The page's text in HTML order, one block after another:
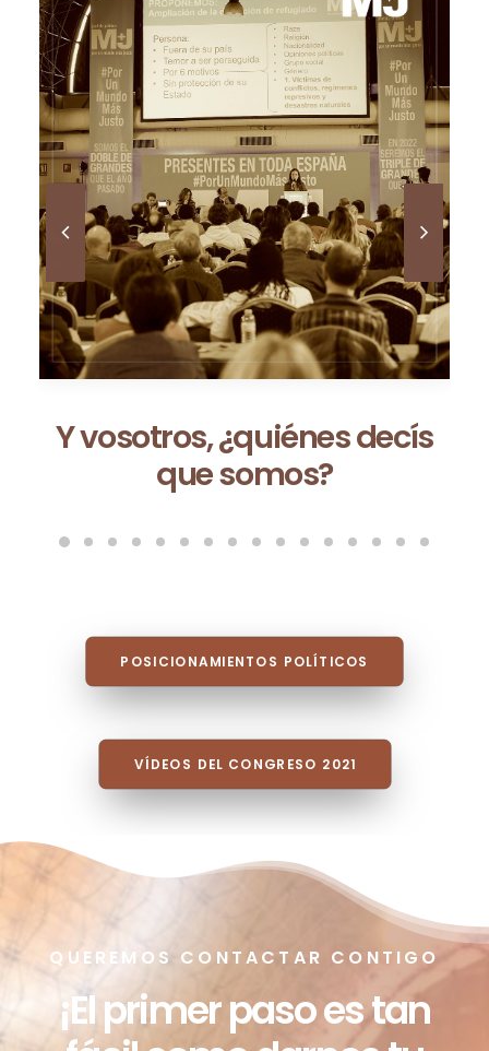
Ceuta no es una
es la consecuencia de
vez que se repite
QUEREMOS CONTACTAR CONTIGO